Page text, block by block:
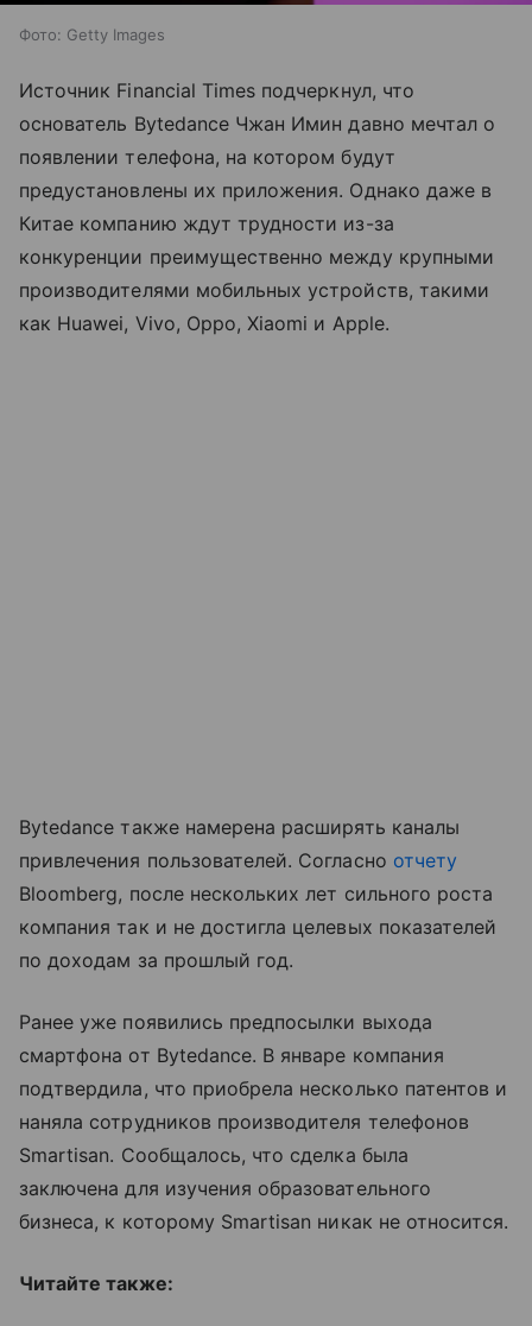
Фото: Getty Images
Источник Financial Times подчеркнул, что
основатель Bytedance Чжан Имин давно мечтал о
появлении телефона, на котором будут
предустановлены их приложения. Однако даже в
Китае компанию ждут трудности из-за
конкуренции преимущественно между крупными
производителями мобильных устройств, такими
как Huawei, Vivo, Oppo, Xiaomi и Apple.
Bytedance также намерена расширять каналы
привлечения пользователей. Согласно отчету
Bloomberg, после нескольких лет сильного роста
компания так и не достигла целевых показателей
по доходам за прошлый год.
Ранее уже появились предпосылки выхода
смартфона от Bytedance. В январе компания
подтвердила, что приобрела несколько патентов и
наняла сотрудников производителя телефонов
Smartisan. Сообщалось, что сделка была
заключена для изучения образовательного
бизнеса, к которому Smartisan никак не относится.
Читайте также: